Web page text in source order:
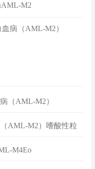
M2
病（AML-M2）
（AML-M2）
AML-M2）嗜酸性粒
M4Eo